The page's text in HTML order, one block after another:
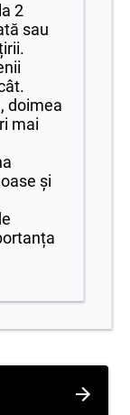
2
sau
doimea
mai
și